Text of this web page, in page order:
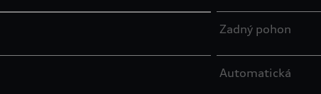
Zadný pohon
Automatická